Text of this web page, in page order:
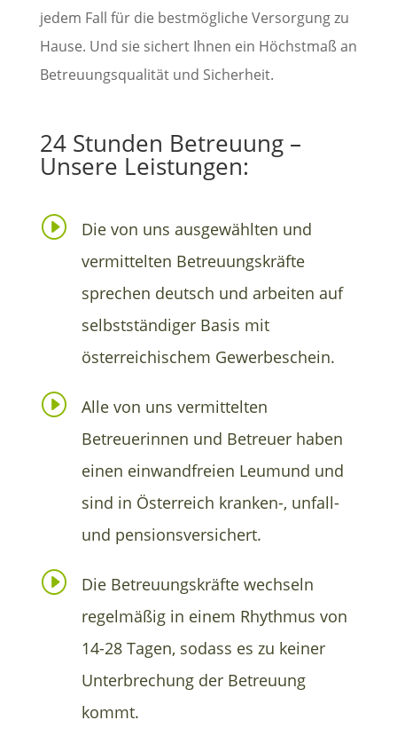
jedem Fall für die bestmögliche Versorgung zu
Hause. Und sie sichert Ihnen ein Höchstmaß an
Betreuungsqualität und Sicherheit.
24 Stunden Betreuung –
Unsere Leistungen:
I
Die von uns ausgewählten und
vermittelten Betreuungskräfte
sprechen deutsch und arbeiten auf
selbstständiger Basis mit
österreichischem Gewerbeschein.
I
Alle von uns vermittelten
Betreuerinnen und Betreuer haben
einen einwandfreien Leumund und
sind in Österreich kranken-, unfall-
und pensionsversichert.
I
Die Betreuungskräfte wechseln
regelmäßig in einem Rhythmus von
14-28 Tagen, sodass es zu keiner
Unterbrechung der Betreuung
kommt.